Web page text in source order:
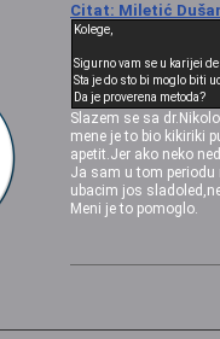
Citat: Miletić
Kolege,
Sigurno vam se u karijei
Sta je do sto bi moglo biti
Da je proverena metoda?
Slazem se sa
mene je to bio kikiriki
apetit.Jer ako neko
Ja sam u tom periodu
ubacim jos
Meni je to pomoglo.